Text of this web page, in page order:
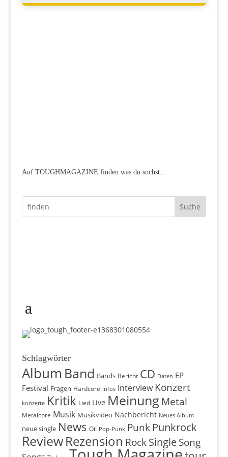
Auf TOUGHMAGAZINE finden was du suchst...
Schlagwörter
Album Band Bands Bericht CD Daten EP
Festival Fragen Hardcore Infos Interview Konzert
konzerte Kritik Lied Live Meinung Metal
Metalcore Musik Musikvideo Nachbericht Neues Album
neue single News Oi! Pop-Punk Punk Punkrock
ReviewRezension Rock Single Song